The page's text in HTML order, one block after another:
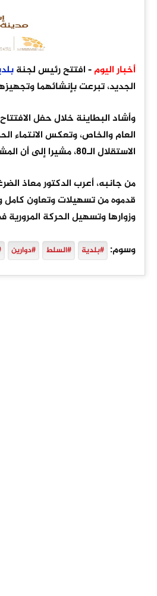
أخبار اليوم- افتتح رئيس لجنة
الجديد، تبرعت بإنشائهما
وأشاد البطاينة خلال حفل
العام والخاص، وتعكس الانتماء
الاستقلال الـ80، مشيرا إلى أن المشروع يسهم في تحسين البنية التحتية والمظهر الجمالي للمدينة.
من جانبه، أعرب الدكتور معاذ
قدموه من تسهيلات وتعاون كامل
وزوارها وتسهيل الحركة
وسوم: #بلدية #السلط #دوارين